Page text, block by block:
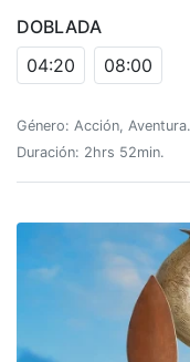
DOBLADA
04:20
08:00
Género: Acción, Aventura.
Duración: 2hrs 52min.